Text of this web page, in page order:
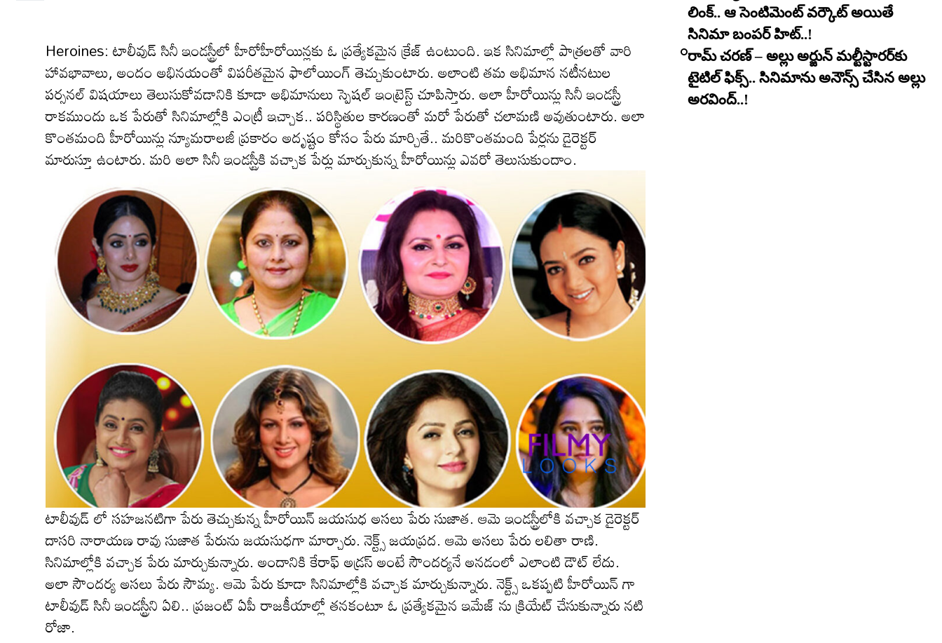
Heroines: టాలీవుడ్ సినీ ఇండస్ట్రీలో హీరోహీరోయిన్లకు ఓ ప్రత్యేకమైన క్రేజ్ ఉంటుంది. ఇక సినిమాల్లో పాత్రలతో వారి
హావభావాలు, అందం అభినయంతో విపరీతమైన ఫాలోయింగ్ తెచ్చుకుంటారు. అలాంటి తమ అభిమాన నటీనటుల
పర్సనల్ విషయాలు తెలుసుకోవడానికి కూడా అభిమానులు స్పెషల్ ఇంట్రెస్ట్ చూపిస్తారు. అలా హీరోయిన్లు సినీ ఇండస్ట్రీ
రాకముందు ఒక పేరుతో సినిమాల్లోకి ఎంట్రీ ఇచ్చాక.. పరిస్థితుల కారణంతో మరో పేరుతో చలామణి అవుతుంటారు. అలా
కొంతమంది హీరోయిన్లు న్యూమరాలజీ ప్రకారం అదృష్టం కోసం పేరు మార్చితే.. మరికొంతమంది పేర్లను డైరెక్టర్
మారుస్తూ ఉంటారు. మరి అలా సినీ ఇండస్ట్రీకి వచ్చాక పేర్లు మార్చుకున్న హీరోయిన్లు ఎవరో తెలుసుకుందాం.
టాలీవుడ్ లో సహజనటిగా పేరు తెచ్చుకున్న హీరోయిన్ జయసుధ అసలు పేరు సుజాత. ఆమె ఇండస్ట్రీలోకి వచ్చాక డైరెక్టర్
దాసరి నారాయణ రావు సుజాత పేరును జయసుధగా మార్చారు. నెక్ట్స్ జయప్రద. ఆమె అసలు పేరు లలితా రాణి.
సినిమాల్లోకి వచ్చాక పేరు మార్చుకున్నారు. అందానికి కేరాఫ్ అడ్రస్ అంటే సౌందర్యనే అనడంలో ఎలాంటి డౌట్ లేదు.
అలా సౌందర్య అసలు పేరు సౌమ్య. ఆమె పేరు కూడా సినిమాల్లోకి వచ్చాక మార్చుకున్నారు. నెక్ట్స్ ఒకప్పటి హీరోయిన్ గా
టాలీవుడ్ సినీ ఇండస్ట్రీని ఏలి.. ప్రజంట్ ఏపీ రాజకీయాల్లో తనకంటూ ఓ ప్రత్యేకమైన ఇమేజ్ ను క్రియేట్ చేసుకున్నారు నటి
రోజా.
లింక్.. ఆ సెంటిమెంట్ వర్కౌట్ అయితే
సినిమా బంపర్ హిట్..!
రామ్ చరణ్ – అల్లు అర్జున్ మల్టీస్టారర్​కు
టైటిల్ ఫిక్స్.. సినిమాను అనౌన్స్ చేసిన అల్లు
అరవింద్..!